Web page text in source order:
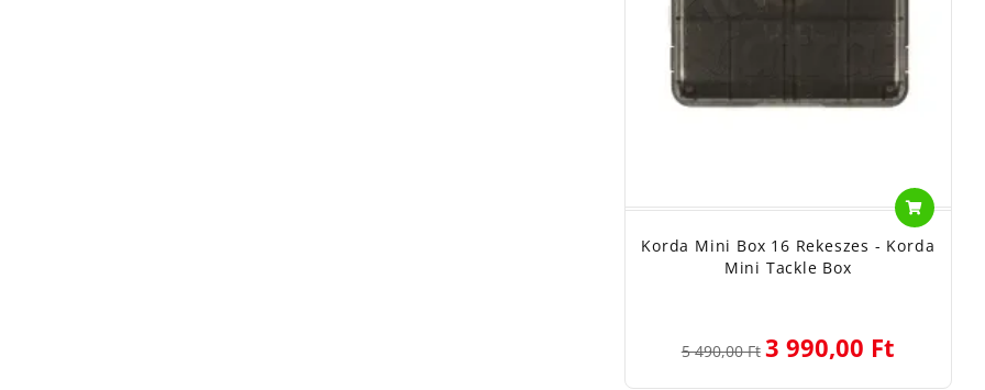
Korda Mini Box 16 Rekeszes - Korda
Mini Tackle Box
5 490,00 Ft 3 990,00 Ft